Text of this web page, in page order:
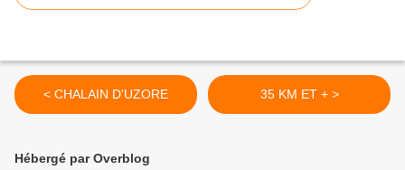
< CHALAIN D'UZORE 35 KM ET + >
Hébergé par Overblog